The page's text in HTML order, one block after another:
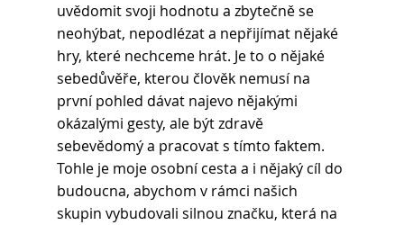
uvědomit svoji hodnotu a zbytečně se
neohýbat, nepodlézat a nepřijímat nějaké
hry, které nechceme hrát. Je to o nějaké
sebedůvěře, kterou člověk nemusí na
první pohled dávat najevo nějakými
okázalými gesty, ale být zdravě
sebevědomý a pracovat s tímto faktem.
Tohle je moje osobní cesta a i nějaký cíl do
budoucna, abychom v rámci našich
skupin vybudovali silnou značku, která na